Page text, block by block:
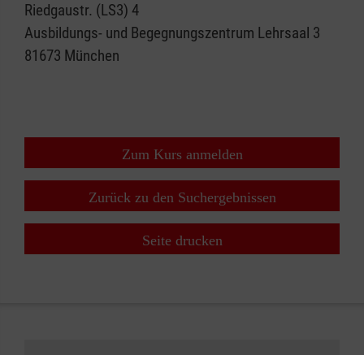
Riedgaustr. (LS3) 4
Ausbildungs- und Begegnungszentrum Lehrsaal 3
81673 München
Zum Kurs anmelden
Zurück zu den Suchergebnissen
Seite drucken